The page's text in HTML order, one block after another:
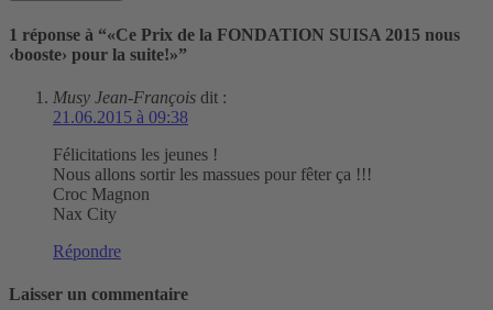
1 réponse à “«Ce Prix de la FONDATION SUISA 2015 nous
‹booste› pour la suite!»”
Musy Jean-François dit :
21.06.2015 à 09:38
Félicitations les jeunes !
Nous allons sortir les massues pour fêter ça !!!
Croc Magnon
Nax City
Répondre
Laisser un commentaire